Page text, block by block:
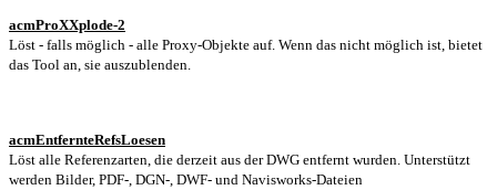
acmProXXplode-2
Löst - falls möglich - alle Proxy-Objekte auf. Wenn das nicht möglich ist, bietet
das Tool an, sie auszublenden.
acmEntfernteRefsLoesen
Löst alle Referenzarten, die derzeit aus der DWG entfernt wurden. Unterstützt
werden Bilder, PDF-, DGN-, DWF- und Navisworks-Dateien